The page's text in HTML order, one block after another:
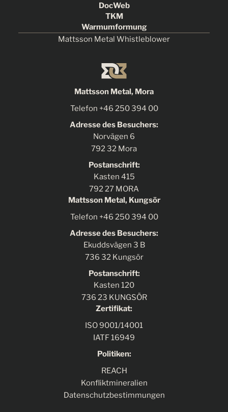
DocWeb
TKM
Warmumformung
Mattsson Metal Whistleblower
Zertifikat:
ISO 9001/14001
IATF 16949
Politiken:
REACH
Konfliktmineralien
Datenschutzbestimmungen
Mattsson Metal, Mora
Telefon +46 250 394 00
Adresse des Besuchers:
Norvägen 6
792 32 Mora
Postanschrift:
Kasten 415
792 27 MORA
Mattsson Metal, Kungsör
Telefon +46 250 394 00
Adresse des Besuchers:
Ekuddsvägen 3 B
736 32 Kungsör
Postanschrift:
Kasten 120
736 23 KUNGSÖR